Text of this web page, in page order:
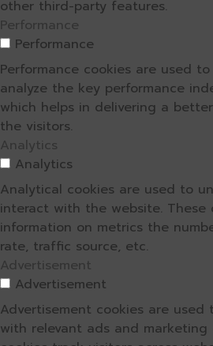
other third-party features.
Performance
Performance
Performance cookies are used
analyze the key performance
which helps in delivering a
the visitors.
Analytics
Analytics
Analytical cookies are used to
interact with the website. These
information on metrics the
rate, traffic source, etc.
Advertisement
Advertisement
Advertisement cookies are used
with relevant ads and marketing